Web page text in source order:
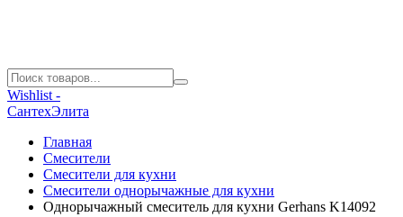
Wishlist -
СантехЭлита
Главная
Смесители
Смесители для кухни
Смесители однорычажные для кухни
Однорычажный смеситель для кухни Gerhans K14092